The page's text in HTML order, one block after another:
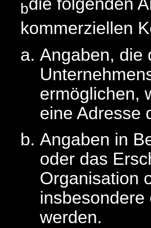
b
kommerziellen
Angaben, die
ermöglichen,
eine Adresse
Angaben in
oder das
Organisation
werden.